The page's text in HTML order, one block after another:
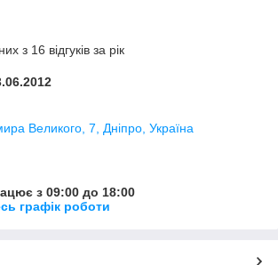
з 16 відгуків за рік
Великого, 7, Дніпро, Україна
з 09:00 до 18:00
графік роботи